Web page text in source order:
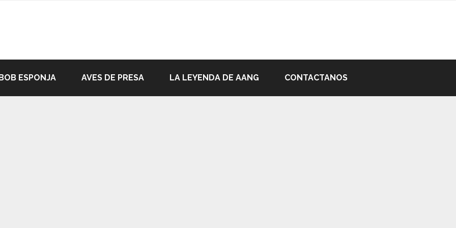
ESPONJA AVES DE PRESA LA LEYENDA DE AANG CONTACTANOS